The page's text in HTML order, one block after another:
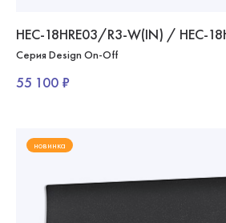
HEC-18HRE03/R3-W(IN) / HEC-
Серия Design On-Off
55 100 ₽
новинка